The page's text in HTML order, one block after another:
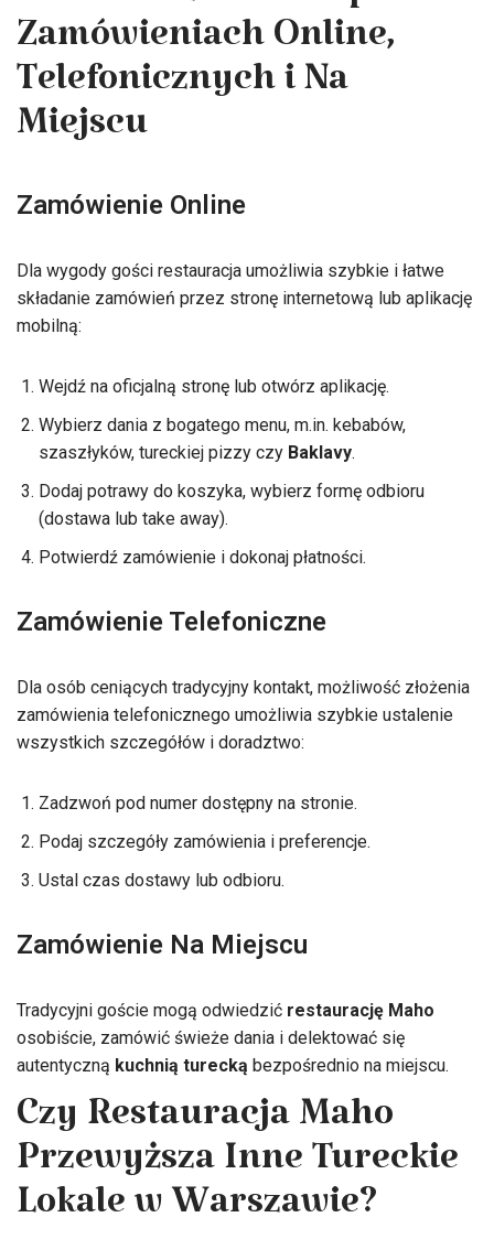
Zamówieniach Online,
Telefonicznych i Na
Miejscu
Zamówienie Online
Dla wygody gości restauracja umożliwia szybkie i łatwe
składanie zamówień przez stronę internetową lub aplikację
mobilną:
Wejdź na oficjalną stronę lub otwórz aplikację.
Wybierz dania z bogatego menu, m.in. kebabów,
szaszłyków, tureckiej pizzy czy Baklavy.
Dodaj potrawy do koszyka, wybierz formę odbioru
(dostawa lub take away).
Potwierdź zamówienie i dokonaj płatności.
Zamówienie Telefoniczne
Dla osób ceniących tradycyjny kontakt, możliwość złożenia
zamówienia telefonicznego umożliwia szybkie ustalenie
wszystkich szczegółów i doradztwo:
Zadzwoń pod numer dostępny na stronie.
Podaj szczegóły zamówienia i preferencje.
Ustal czas dostawy lub odbioru.
Zamówienie Na Miejscu
Tradycyjni goście mogą odwiedzić restaurację Maho
osobiście, zamówić świeże dania i delektować się
autentyczną kuchnią turecką bezpośrednio na miejscu.
Czy Restauracja Maho
Przewyższa Inne Tureckie
Lokale w Warszawie?